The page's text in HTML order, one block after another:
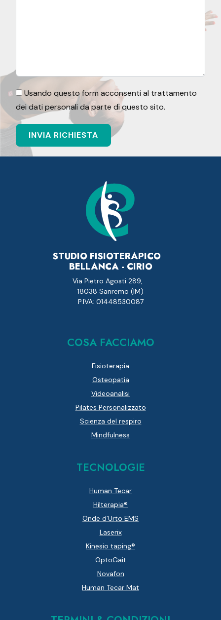
Usando questo form acconsenti al trattamento
dei dati personali da parte di questo sito.
STUDIO FISIOTERAPICO
BELLANCA - CIRIO
Via Pietro Agosti 289,
18038 Sanremo (IM)
P.IVA: 01448530087
COSA FACCIAMO
Fisioterapia
Osteopatia
Videoanalisi
Pilates Personalizzato
Scienza del respiro
Mindfulness
TECNOLOGIE
Human Tecar
Hilterapia®
Onde d’Urto EMS
Laserix
Kinesio taping®
OptoGait
Novafon
Human Tecar Mat